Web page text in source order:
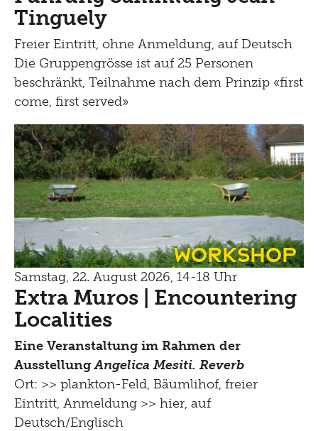
Tinguely
Freier Eintritt, ohne Anmeldung, auf Deutsch
Die Gruppengrösse ist auf 25 Personen
beschränkt, Teilnahme nach dem Prinzip «first
come, first served»
Workshop
Samstag, 22. August 2026, 14-18 Uhr
Extra Muros | Encountering
Localities
Eine Veranstaltung im Rahmen der
AusstellungAngelica Mesiti. Reverb
Ort: >> plankton-Feld, Bäumlihof, freier
Eintritt, Anmeldung >> hier, auf
Deutsch/Englisch